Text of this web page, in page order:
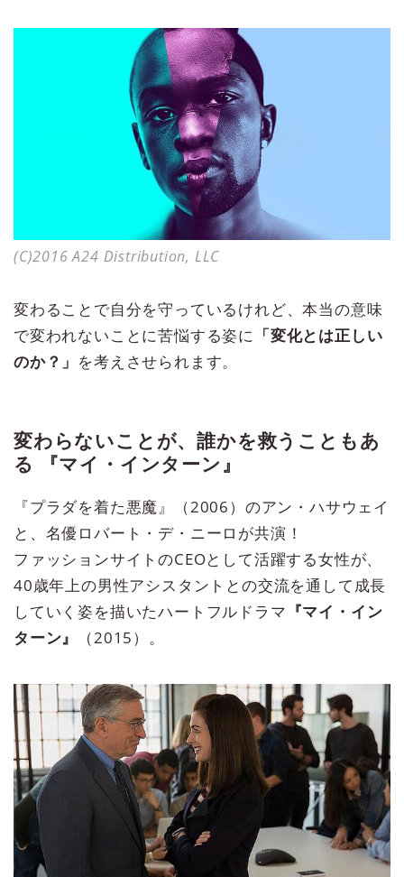
(C)2016 A24 Distribution, LLC
変わることで自分を守っているけれど、本当の意味
で変われないことに苦悩する姿に 「変化とは正しい
のか？」 を考えさせられます。
変わらないことが、誰かを救うこともあ
る 『マイ・インターン』
『プラダを着た悪魔』（2006）のアン・ハサウェイ
と、名優ロバート・デ・ニーロが共演！
ファッションサイトのCEOとして活躍する女性が、
40歳年上の男性アシスタントとの交流を通して成長
していく姿を描いたハートフルドラマ 『マイ・イン
ターン』
（2015）。